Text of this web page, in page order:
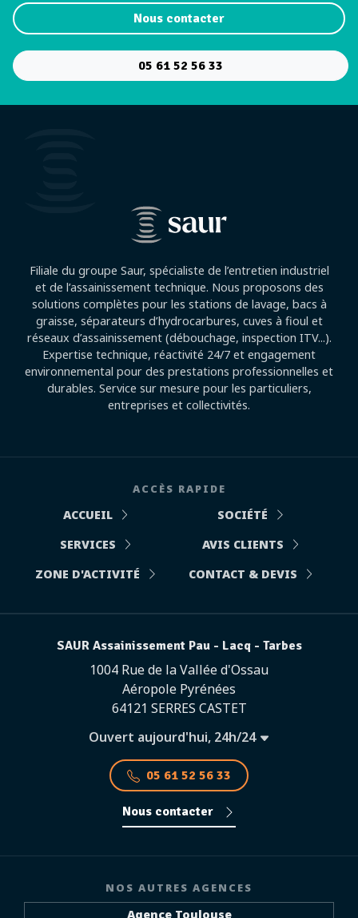
Nous contacter
05 61 52 56 33
Filiale du groupe Saur, spécialiste de l’entretien industriel
et de l’assainissement technique. Nous proposons des
solutions complètes pour les stations de lavage, bacs à
graisse, séparateurs d’hydrocarbures, cuves à fioul et
réseaux d’assainissement (débouchage, inspection ITV...).
Expertise technique, réactivité 24/7 et engagement
environnemental pour des prestations professionnelles et
durables. Service sur mesure pour les particuliers,
entreprises et collectivités.
ACCÈS RAPIDE
ACCUEIL
SOCIÉTÉ
SERVICES
AVIS CLIENTS
ZONE D'ACTIVITÉ
CONTACT & DEVIS
SAUR Assainissement Pau - Lacq - Tarbes
1004 Rue de la Vallée d'Ossau
Aéropole Pyrénées
64121 SERRES CASTET
Ouvert aujourd'hui, 24h/24
05 61 52 56 33
Nous contacter
NOS AUTRES AGENCES
Agence Toulouse